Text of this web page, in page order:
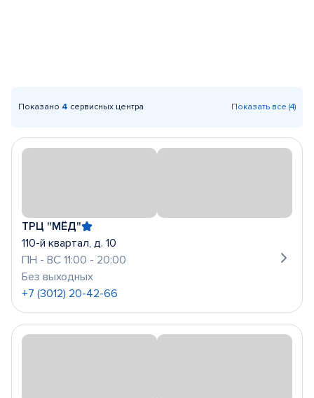
Показано 4 сервисных центра Показать все (4)
ТРЦ "МЁД"
110-й квартал, д. 10
ПН - ВС 11:00 - 20:00
Без выходных
+7 (3012) 20-42-66